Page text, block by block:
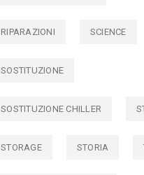
RIPARAZIONI SCIENCE
SOSTITUZIONE
SOSTITUZIONE CHILLER
STORAGE STORIA